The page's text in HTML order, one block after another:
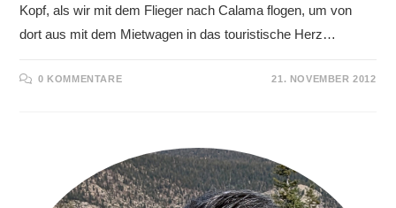
Kopf, als wir mit dem Flieger nach Calama flogen, um von
dort aus mit dem Mietwagen in das touristische Herz…
0 KOMMENTARE 21. NOVEMBER 2012